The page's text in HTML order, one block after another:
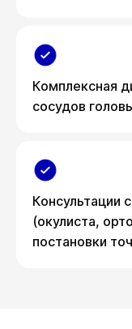
Комплексная
сосудов
Консультации
(окулиста,
постановки